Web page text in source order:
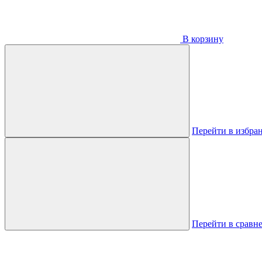
В корзину
Перейти в
Перейти в